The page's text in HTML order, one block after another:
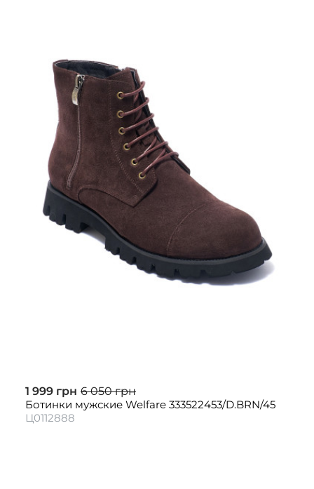
1 999 грн 6 050 грн
Ботинки мужские Welfare 333522453/D.BRN/45
Ц0112888